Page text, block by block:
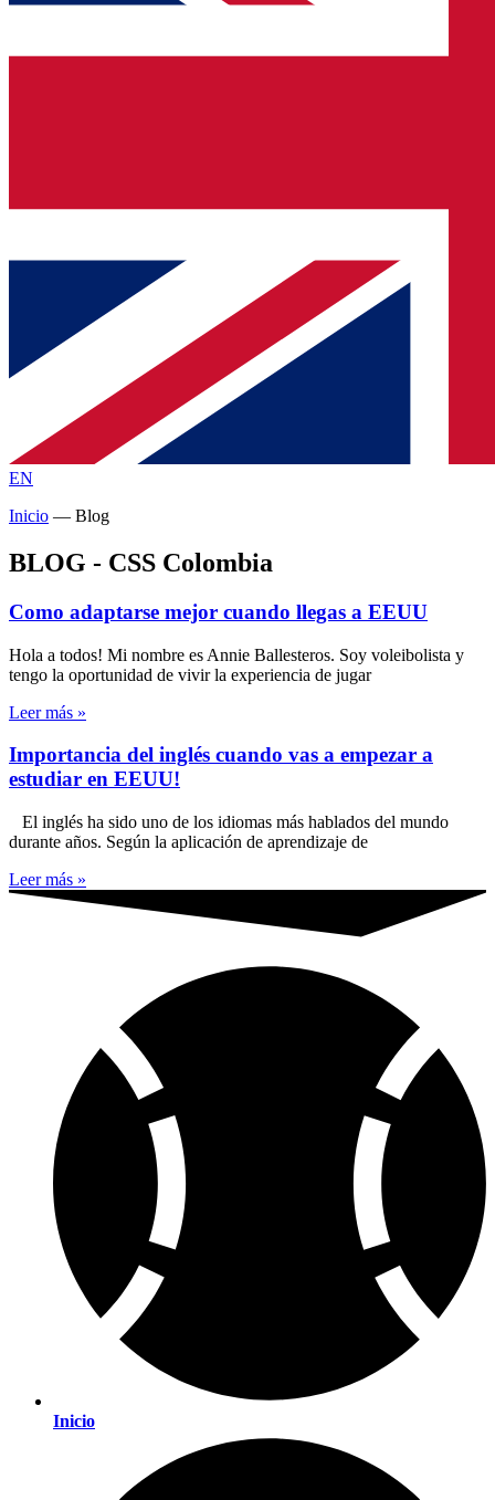
EN
Inicio — Blog
BLOG - CSS Colombia
Como adaptarse mejor cuando llegas a EEUU
Hola a todos! Mi nombre es Annie Ballesteros. Soy voleibolista y
tengo la oportunidad de vivir la experiencia de jugar
Leer más »
Importancia del inglés cuando vas a empezar a
estudiar en EEUU!
El inglés ha sido uno de los idiomas más hablados del mundo
durante años. Según la aplicación de aprendizaje de
Leer más »
Inicio